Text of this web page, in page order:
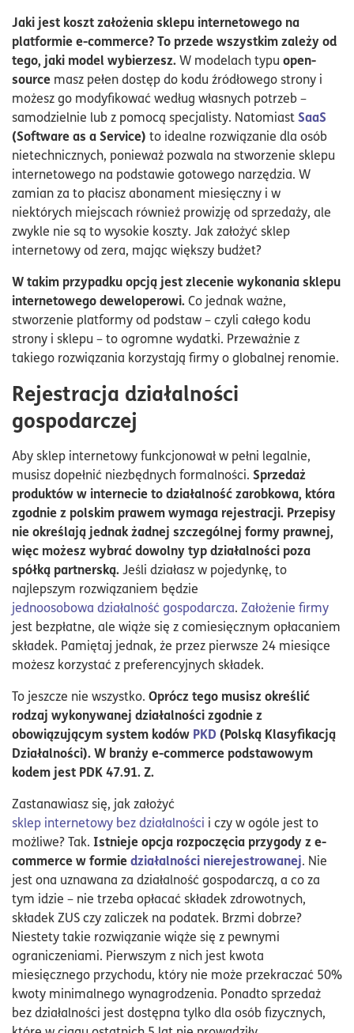
Jaki jest koszt założenia sklepu internetowego na
platformie e-commerce? To przede wszystkim zależy od
tego, jaki model wybierzesz.W modelach typu open-
source masz pełen dostęp do kodu źródłowego strony i
możesz go modyfikować według własnych potrzeb –
samodzielnie lub z pomocą specjalisty. NatomiastSaaS
(Software as a Service) to idealne rozwiązanie dla osób
nietechnicznych, ponieważ pozwala na stworzenie sklepu
internetowego na podstawie gotowego narzędzia. W
zamian za to płacisz abonament miesięczny i w
niektórych miejscach również prowizję od sprzedaży, ale
zwykle nie są to wysokie koszty. Jak założyć sklep
internetowy od zera, mając większy budżet?
W takim przypadku opcją jest zlecenie wykonania sklepu
internetowego deweloperowi.Co jednak ważne,
stworzenie platformy od podstaw – czyli całego kodu
strony i sklepu – to ogromne wydatki. Przeważnie z
takiego rozwiązania korzystają firmy o globalnej renomie.
Rejestracja działalności
gospodarczej
Aby sklep internetowy funkcjonował w pełni legalnie,
musisz dopełnić niezbędnych formalności. Sprzedaż
produktów w internecie to działalność zarobkowa, która
zgodnie z polskim prawem wymaga rejestracji. Przepisy
nie określają jednak żadnej szczególnej formy prawnej,
więc możesz wybrać dowolny typ działalności poza
spółką partnerską.Jeśli działasz w pojedynkę, to
najlepszym rozwiązaniem będzie
jednoosobowa działalność gospodarcza. Założenie firmy
jest bezpłatne, ale wiąże się z comiesięcznym opłacaniem
składek. Pamiętaj jednak, że przez pierwsze 24 miesiące
możesz korzystać z preferencyjnych składek.
To jeszcze nie wszystko. Oprócz tego musisz określić
rodzaj wykonywanej działalności zgodnie z
obowiązującym system kodów PKD (Polską Klasyfikacją
Działalności). W branży e-commerce podstawowym
kodem jest PDK 47.91. Z.
Zastanawiasz się, jak założyć
sklep internetowy bez działalności i czy w ogóle jest to
możliwe? Tak. Istnieje opcja rozpoczęcia przygody z e-
commerce w formiedziałalności nierejestrowanej. Nie
jest ona uznawana za działalność gospodarczą, a co za
tym idzie – nie trzeba opłacać składek zdrowotnych,
składek ZUS czy zaliczek na podatek. Brzmi dobrze?
Niestety takie rozwiązanie wiąże się z pewnymi
ograniczeniami. Pierwszym z nich jest kwota
miesięcznego przychodu, który nie może przekraczać 50%
kwoty minimalnego wynagrodzenia. Ponadto sprzedaż
bez działalności jest dostępna tylko dla osób fizycznych,